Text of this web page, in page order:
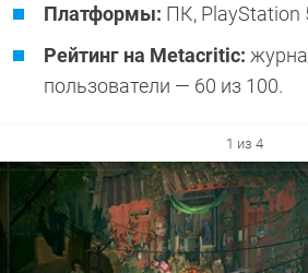
Платформы: ПК, PlayStation
Рейтинг на Metacritic:
пользователи — 60 из 100.
1 из 4